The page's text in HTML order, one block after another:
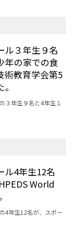
ル３年生９名
年の家での食
術教育学会第5
３年生９名と4年生１
ル4年生12名
World
4年生12名が、スポー